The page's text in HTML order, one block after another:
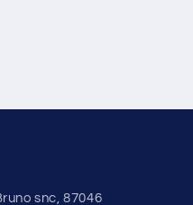
snc, 87046